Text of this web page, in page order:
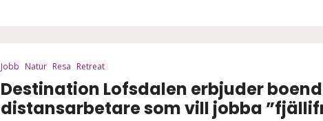
Jobb Natur Resa Retreat
Destination Lofsdalen erbjuder
distansarbetare som vill jobba